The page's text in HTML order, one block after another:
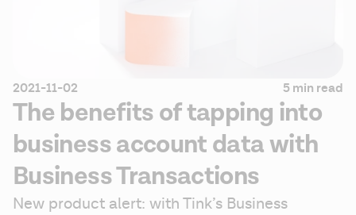
2021-11-02 5 min read
The benefits of tapping into
business account data with
Business Transactions
New product alert: with Tink’s Business